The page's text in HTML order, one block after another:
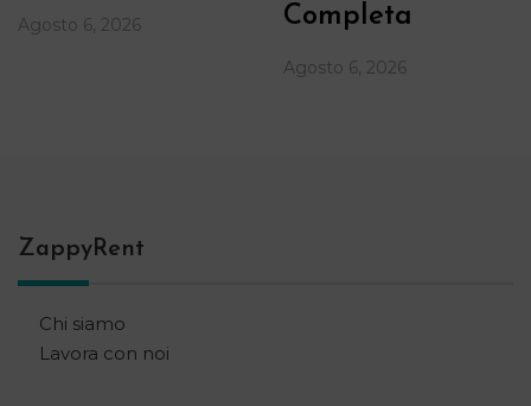
Agosto 6, 2026
Completa
Agosto 6, 2026
ZappyRent
Chi siamo
Lavora con noi